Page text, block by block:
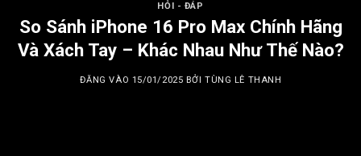
HỎI - ĐÁP
So Sánh iPhone 16 Pro Max Chính Hãng
Và Xách Tay – Khác Nhau Như Thế Nào?
ĐĂNG VÀO 15/01/2025 BỞITÙNG LÊ THANH